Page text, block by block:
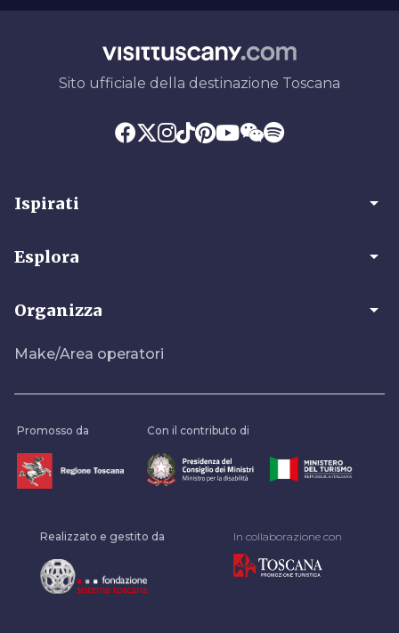
Sito ufficiale della destinazione Toscana
Ispirati arrow_drop_down
Esplora arrow_drop_down
Organizza arrow_drop_down
Make/Area operatori
Promosso da Con il contributo di
Realizzato e gestito da In collaborazione con